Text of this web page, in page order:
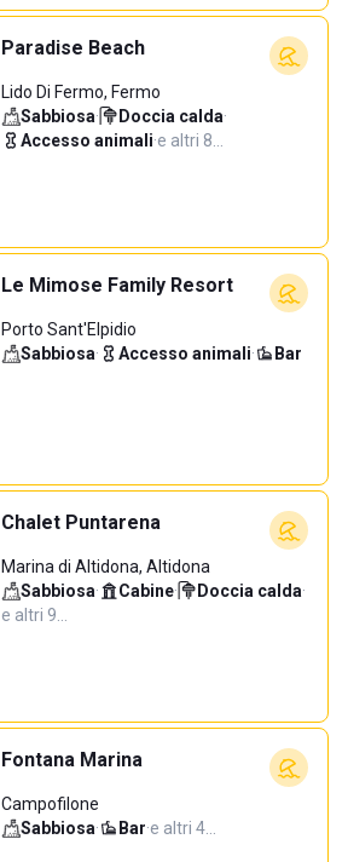
Paradise Beach
Lido Di Fermo, Fermo
Sabbiosa· Doccia calda·
Accesso animali·e altri 8…
Le Mimose Family Resort
Porto Sant'Elpidio
Sabbiosa· Accesso animali· Bar
Chalet Puntarena
Marina di Altidona, Altidona
Sabbiosa· Cabine· Doccia calda·
e altri 9…
Fontana Marina
Campofilone
Sabbiosa· Bar·e altri 4…